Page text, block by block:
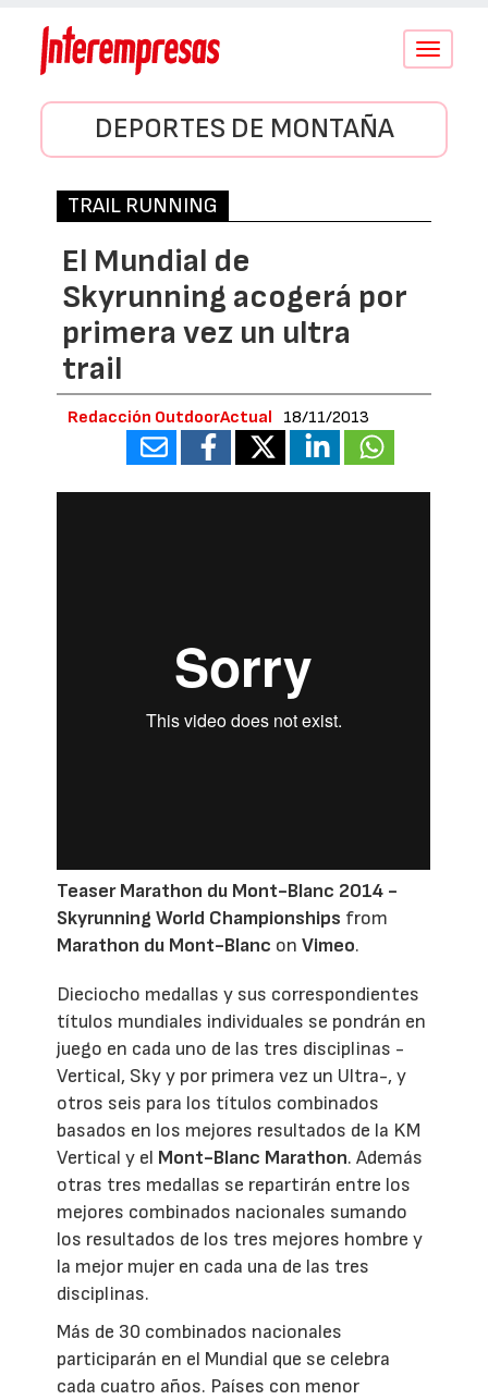
Conmutar
DEPORTES DE MONTAÑA
TRAIL RUNNING
El Mundial de
Skyrunning acogerá por
primera vez un ultra
trail
Redacción OutdoorActual 18/11/2013
Teaser Marathon du Mont-Blanc 2014 -
Skyrunning World Championships from
Marathon du Mont-Blanc onVimeo.
Dieciocho medallas y sus correspondientes
títulos mundiales individuales se pondrán en
juego en cada uno de las tres disciplinas -
Vertical, Sky y por primera vez un Ultra-, y
otros seis para los títulos combinados
basados en los mejores resultados de la KM
Vertical y el Mont-Blanc Marathon. Además
otras tres medallas se repartirán entre los
mejores combinados nacionales sumando
los resultados de los tres mejores hombre y
la mejor mujer en cada una de las tres
disciplinas.
Más de 30 combinados nacionales
participarán en el Mundial que se celebra
cada cuatro años. Países con menor